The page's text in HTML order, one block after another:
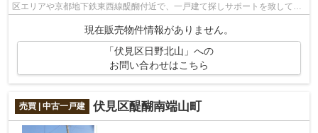
区エリアや京都地下鉄東西線醍醐付近で、一戸建て探しサポートを致してお
現在販売物件情報がありません。
「伏見区日野北山」への
お問い合わせはこちら
売買 | 中古一戸建 伏見区醍醐南端山町